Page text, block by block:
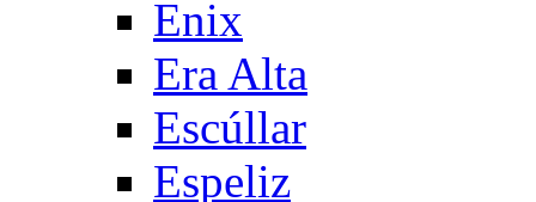
Enix
Era Alta
Escúllar
Espeliz